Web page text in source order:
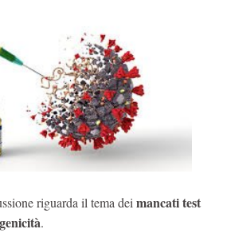
riguarda il tema dei mancati test
.